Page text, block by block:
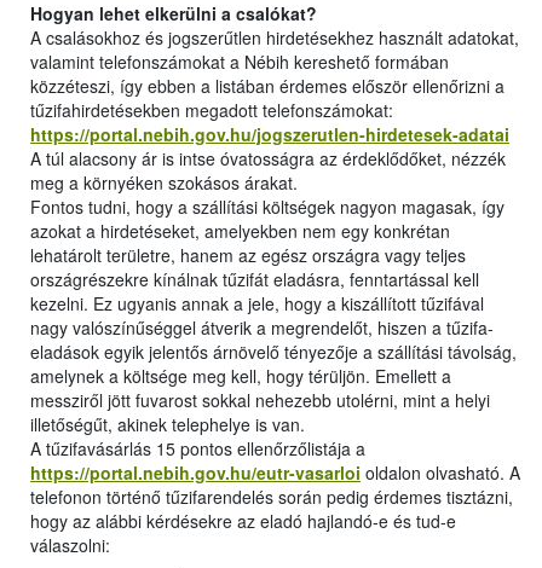
Hogyan lehet elkerülni a csalókat?
A csalásokhoz és jogszerűtlen hirdetésekhez használt adatokat,
valamint telefonszámokat a Nébih kereshető formában
közzéteszi, így ebben a listában érdemes először ellenőrizni a
tűzifahirdetésekben megadott telefonszámokat:
https://portal.nebih.gov.hu/jogszerutlen-hirdetesek-adatai
A túl alacsony ár is intse óvatosságra az érdeklődőket, nézzék
meg a környéken szokásos árakat.
Fontos tudni, hogy a szállítási költségek nagyon magasak, így
azokat a hirdetéseket, amelyekben nem egy konkrétan
lehatárolt területre, hanem az egész országra vagy teljes
országrészekre kínálnak tűzifát eladásra, fenntartással kell
kezelni. Ez ugyanis annak a jele, hogy a kiszállított tűzifával
nagy valószínűséggel átverik a megrendelőt, hiszen a tűzifa-
eladások egyik jelentős árnövelő tényezője a szállítási távolság,
amelynek a költsége meg kell, hogy térüljön. Emellett a
messziről jött fuvarost sokkal nehezebb utolérni, mint a helyi
illetőségűt, akinek telephelye is van.
A tűzifavásárlás 15 pontos ellenőrzőlistája a
https://portal.nebih.gov.hu/eutr-vasarloi oldalon olvasható. A
telefonon történő tűzifarendelés során pedig érdemes tisztázni,
hogy az alábbi kérdésekre az eladó hajlandó-e és tud-e
válaszolni: